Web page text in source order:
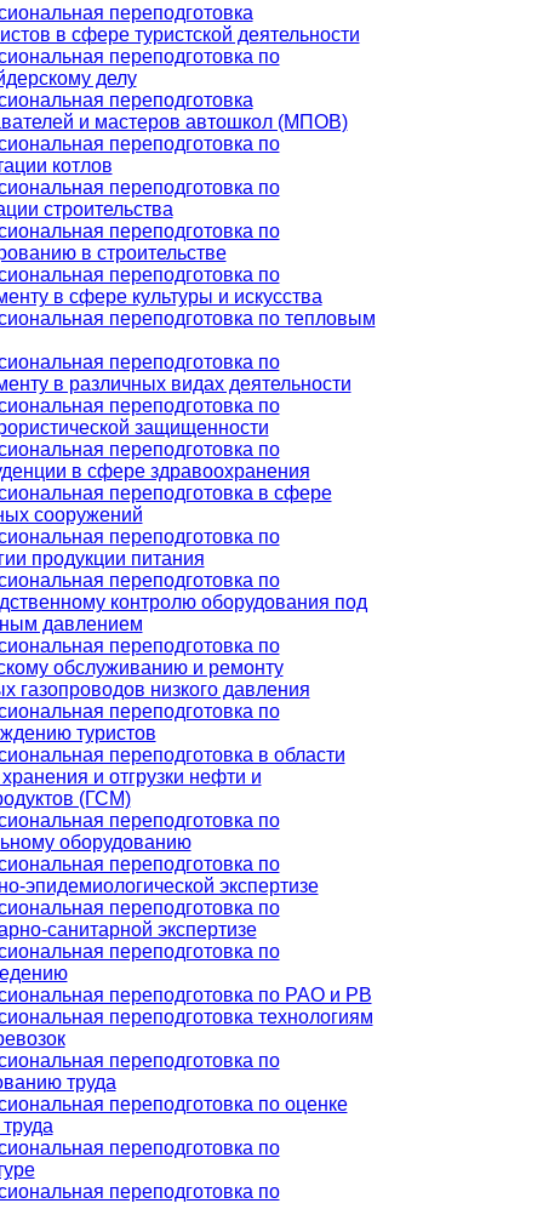
переподготовка
в сфере туристской деятельности
переподготовка по
делу
переподготовка
и мастеров автошкол (МПОВ)
переподготовка по
котлов
переподготовка по
строительства
переподготовка по
в строительстве
переподготовка по
в сфере культуры и искусства
переподготовка по тепловым
переподготовка по
в различных видах деятельности
переподготовка по
защищенности
переподготовка по
в сфере здравоохранения
переподготовка в сфере
сооружений
переподготовка по
продукции питания
переподготовка по
контролю оборудования под
давлением
переподготовка по
обслуживанию и ремонту
газопроводов низкого давления
переподготовка по
туристов
переподготовка в области
и отгрузки нефти и
(ГСМ)
переподготовка по
оборудованию
переподготовка по
эпидемиологической экспертизе
переподготовка по
санитарной экспертизе
переподготовка по
переподготовка по РАО и РВ
переподготовка технологиям
переподготовка по
труда
переподготовка по оценке
переподготовка по
переподготовка по